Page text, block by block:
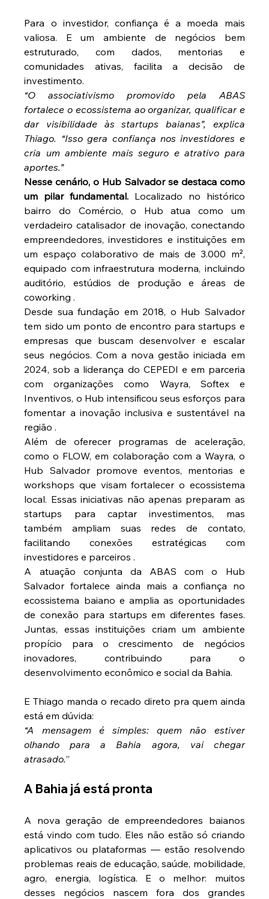
Para o investidor, confiança é a moeda mais
valiosa. E um ambiente de negócios bem
estruturado, com dados, mentorias e
comunidades ativas, facilita a decisão de
investimento.
“O associativismo promovido pela ABAS
fortalece o ecossistema ao organizar, qualificar e
dar visibilidade às startups baianas”, explica
Thiago. “Isso gera confiança nos investidores e
cria um ambiente mais seguro e atrativo para
aportes.”
Nesse cenário, o Hub Salvador se destaca como
um pilar fundamental. Localizado no histórico
bairro do Comércio, o Hub atua como um
verdadeiro catalisador de inovação, conectando
empreendedores, investidores e instituições em
um espaço colaborativo de mais de 3.000 m²,
equipado com infraestrutura moderna, incluindo
auditório, estúdios de produção e áreas de
coworking .
Desde sua fundação em 2018, o Hub Salvador
tem sido um ponto de encontro para startups e
empresas que buscam desenvolver e escalar
seus negócios. Com a nova gestão iniciada em
2024, sob a liderança do CEPEDI e em parceria
com organizações como Wayra, Softex e
Inventivos, o Hub intensificou seus esforços para
fomentar a inovação inclusiva e sustentável na
região .
Além de oferecer programas de aceleração,
como o FLOW, em colaboração com a Wayra, o
Hub Salvador promove eventos, mentorias e
workshops que visam fortalecer o ecossistema
local. Essas iniciativas não apenas preparam as
startups para captar investimentos, mas
também ampliam suas redes de contato,
facilitando conexões estratégicas com
investidores e parceiros .
A atuação conjunta da ABAS com o Hub
Salvador fortalece ainda mais a confiança no
ecossistema baiano e amplia as oportunidades
de conexão para startups em diferentes fases.
Juntas, essas instituições criam um ambiente
propício para o crescimento de negócios
inovadores, contribuindo para o
desenvolvimento econômico e social da Bahia.
E Thiago manda o recado direto pra quem ainda
está em dúvida:
“A mensagem é simples: quem não estiver
olhando para a Bahia agora, vai chegar
atrasado.”
A Bahia já está pronta
A nova geração de empreendedores baianos
está vindo com tudo. Eles não estão só criando
aplicativos ou plataformas — estão resolvendo
problemas reais de educação, saúde, mobilidade,
agro, energia, logística. E o melhor: muitos
desses negócios nascem fora dos grandes